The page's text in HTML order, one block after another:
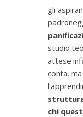
gli
studio
attese
conta,
chi